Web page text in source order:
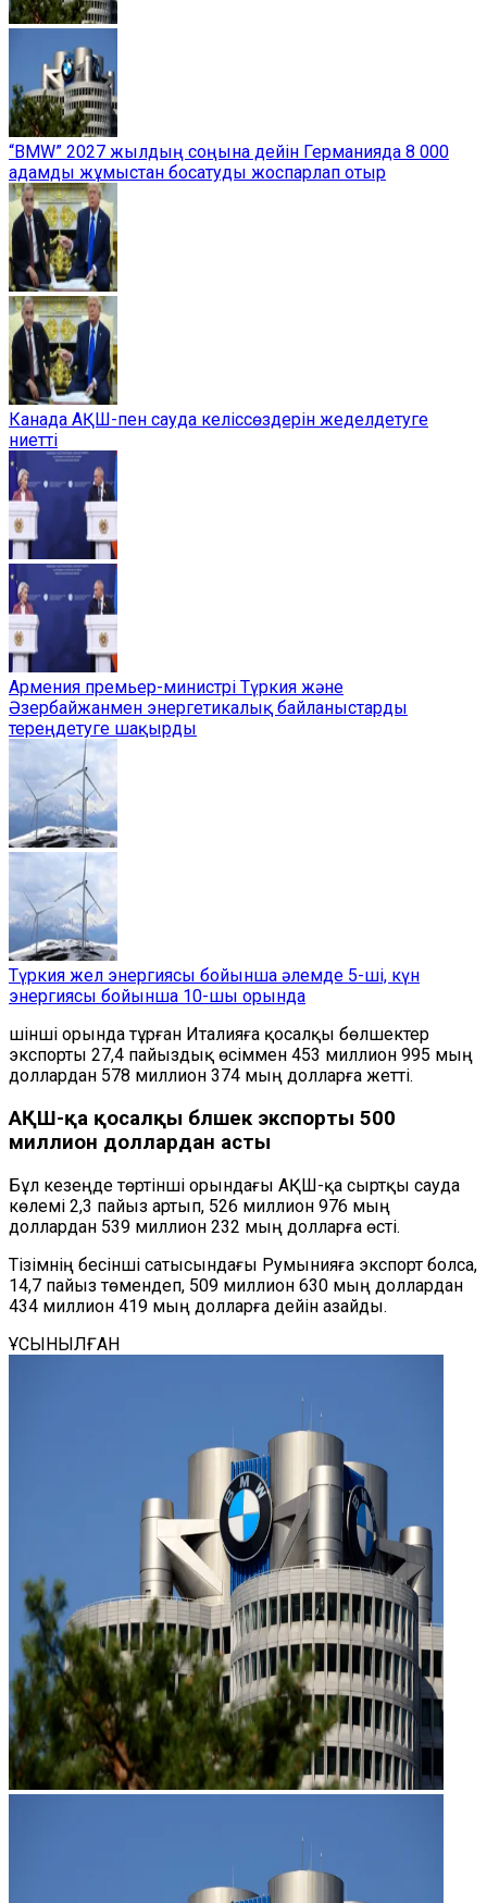
“BMW” 2027 жылдың соңына дейін Германияда 8 000
адамды жұмыстан босатуды жоспарлап отыр
Канада АҚШ-пен сауда келіссөздерін жеделдетуге
ниетті
Армения премьер-министрі Түркия және
Әзербайжанмен энергетикалық байланыстарды
тереңдетуге шақырды
Түркия жел энергиясы бойынша әлемде 5-ші, күн
энергиясы бойынша 10-шы орында
Үшінші орында тұрған Италияға қосалқы бөлшектер
экспорты 27,4 пайыздық өсіммен 453 миллион 995 мың
доллардан 578 миллион 374 мың долларға жетті.
АҚШ-қа қосалқы бөлшек экспорты 500
миллион доллардан асты
Бұл кезеңде төртінші орындағы АҚШ-қа сыртқы сауда
көлемі 2,3 пайыз артып, 526 миллион 976 мың
доллардан 539 миллион 232 мың долларға өсті.
Тізімнің бесінші сатысындағы Румынияға экспорт болса,
14,7 пайыз төмендеп, 509 миллион 630 мың доллардан
434 миллион 419 мың долларға дейін азайды.
ҰСЫНЫЛҒАН